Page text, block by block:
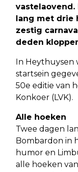
lang met drie
zestig
deden
In Heythuysen
startsein
50e editie van
Konkoer (LVK).
Alle hoeken
Twee dagen
Bombardon in
humor en
alle hoeken